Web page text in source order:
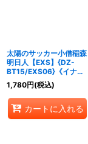
太陽のサッカー小僧稲森
明日人【EXS】{DZ-
BT15/EXS06}《イナズ
マイレブン》
1,780円(税込)
カートに入れる